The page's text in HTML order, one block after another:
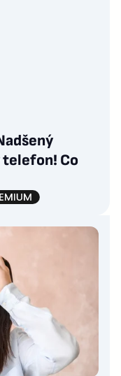
telefon! Co